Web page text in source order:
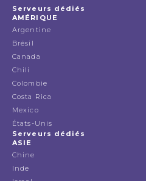
Serveurs dédiés
AMÉRIQUE
Argentine
Brésil
Canada
Chili
Colombie
Costa Rica
Mexico
États-Unis
Serveurs dédiés
ASIE
Chine
Inde